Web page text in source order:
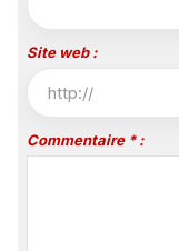
Site web :
Commentaire * :